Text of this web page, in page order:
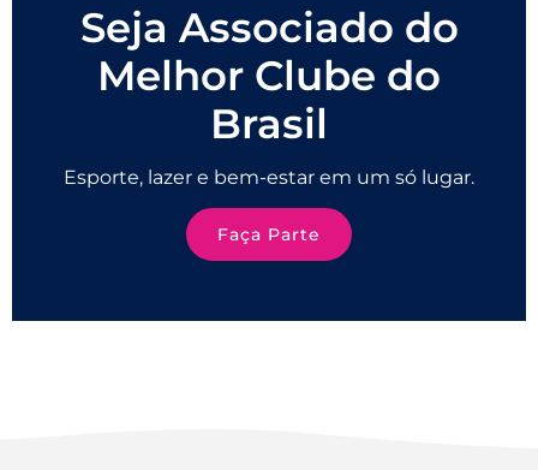
Seja Associado do
Melhor Clube do
Brasil
Esporte, lazer e bem-estar em um só lugar.
Faça Parte